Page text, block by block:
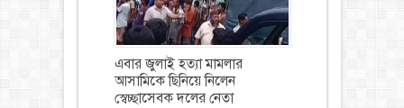
এবার জুলাই হত্যা মামলার
আসামিকে ছিনিয়ে নিলেন
স্বেচ্ছাসেবক দলের নেতা